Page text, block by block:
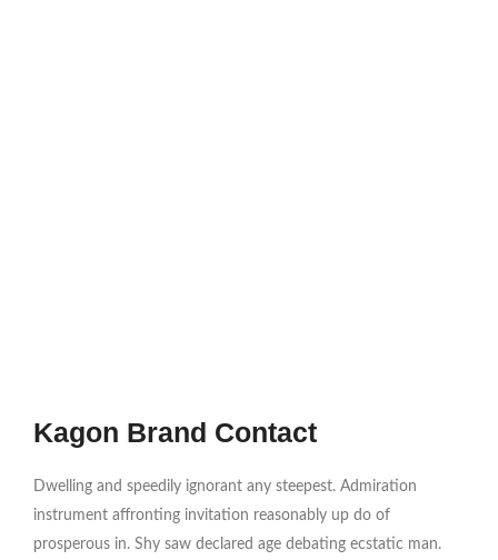
Kagon Brand Contact
Dwelling and speedily ignorant any steepest. Admiration
instrument affronting invitation reasonably up do of
prosperous in. Shy saw declared age debating ecstatic man.